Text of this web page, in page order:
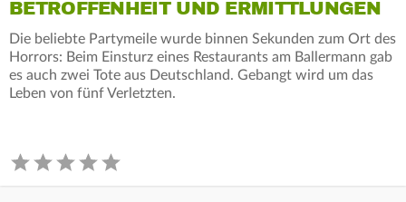
BETROFFENHEIT UND ERMITTLUNGEN
Die beliebte Partymeile wurde binnen Sekunden zum Ort des
Horrors: Beim Einsturz eines Restaurants am Ballermann gab
es auch zwei Tote aus Deutschland. Gebangt wird um das
Leben von fünf Verletzten.